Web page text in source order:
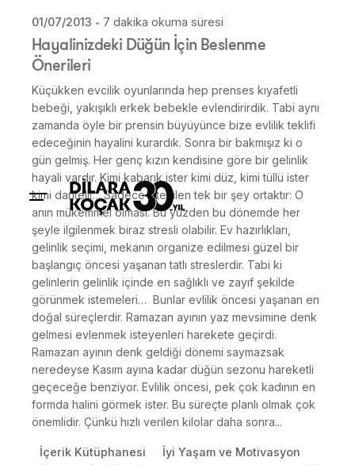
01/07/2013 7 dakika okuma süresi
Hayalinizdeki Düğün İçin Beslenme
Önerileri
Küçükken evcilik oyunlarında hep prenses kıyafetli
bebeği, yakışıklı erkek bebekle evlendirirdik. Tabi aynı
zamanda öyle bir prensin büyüyünce bize evlilik teklifi
edeceğinin hayalini kurardık. Sonra bir bakmışız ki o
gün gelmiş. Her genç kızın kendisine göre bir gelinlik
hayali vardır. Kimi kabarık ister kimi düz, kimi tüllü ister
kimi dantelli… Sadece istenilen tek bir şey ortaktır: O
anın mükemmel olması. Bu yüzden bu dönemde her
şeyle ilgilenmek biraz stresli olabilir. Ev hazırlıkları,
gelinlik seçimi, mekanın organize edilmesi güzel bir
başlangıç öncesi yaşanan tatlı streslerdir. Tabi ki
gelinlerin gelinlik içinde en sağlıklı ve zayıf şekilde
görünmek istemeleri… Bunlar evlilik öncesi yaşanan en
doğal süreçlerdir. Ramazan ayının yaz mevsimine denk
gelmesi evlenmek isteyenleri harekete geçirdi.
Ramazan ayının denk geldiği dönemi saymazsak
neredeyse Kasım ayına kadar düğün sezonu hareketli
geçeceğe benziyor. Evlilik öncesi, pek çok kadının en
formda halini görmek ister. Bu süreçte planlı olmak çok
önemlidir. Çünkü hızlı verilen kilolar daha sonra...
İçerik Kütüphanesi
İyi Yaşam ve Motivasyon